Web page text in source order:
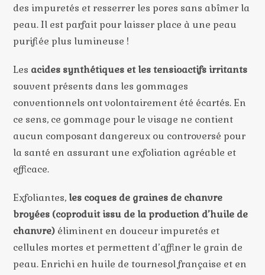
des impuretés et resserrer les pores sans abîmer la
peau. Il est parfait pour laisser place à une peau
purifiée plus lumineuse !
Les acides synthétiques et les tensioactifs irritants
souvent présents dans les gommages
conventionnels ont volontairement été écartés. En
ce sens, ce gommage pour le visage ne contient
aucun composant dangereux ou controversé pour
la santé en assurant une exfoliation agréable et
efficace.
Exfoliantes, les coques de graines de chanvre
broyées (coproduit issu de la production d’huile de
chanvre) éliminent en douceur impuretés et
cellules mortes et permettent d’affiner le grain de
peau. Enrichi en huile de tournesol française et en